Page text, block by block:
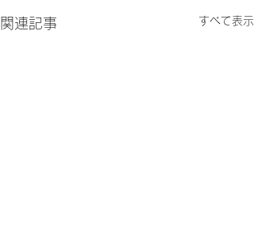
関連記事 すべて表示